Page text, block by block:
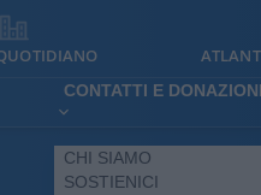
CONTATTI E DONAZIONI
CHI SIAMO
SOSTIENICI